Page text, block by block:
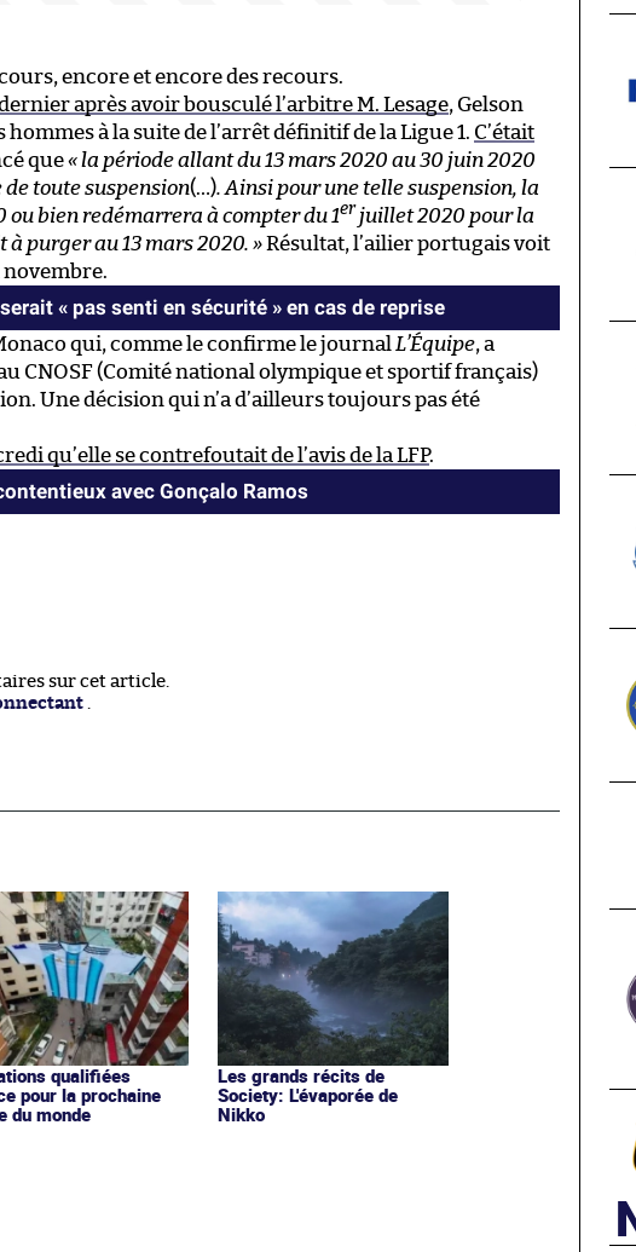
encore et encore des recours.
après avoir bousculé l’arbitre M. Lesage, Gelson
à la suite de l’arrêt définitif de la Ligue 1. C’était
que« la période allant du 13 mars 2020 au 30 juin 2020
de toute suspension(…). Ainsi pour une telle suspension, la
ou bien redémarrera à compter du 1er juillet 2020 pour la
purger au 13 mars 2020. »Résultat, l’ailier portugais voit
novembre.
« pas senti en sécurité » en cas de reprise
qui, comme le confirme le journalL’Équipe, a
CNOSF (Comité national olympique et sportif français)
Une décision qui n’a d’ailleurs toujours pas été
qu’elle se contrefoutait de l’avis de la LFP.
avec Gonçalo Ramos
sur cet article.
.
qualifiées
pour la prochaine
du monde
Les grands récits de
Society: L'évaporée de
Nikko